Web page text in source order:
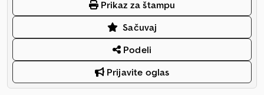
Prikaz za štampu
Sačuvaj
Podeli
Prijavite oglas